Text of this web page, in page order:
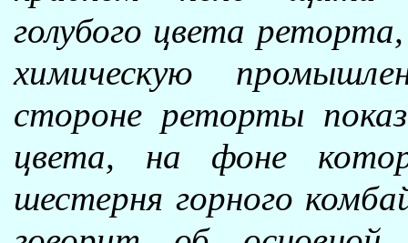
голубого цвета
химическую
стороне реторты
цвета, на фоне
шестерня горного